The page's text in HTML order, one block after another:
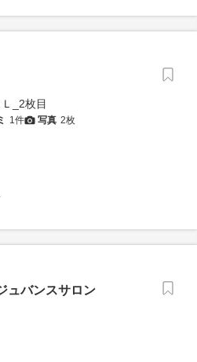
1件 写真 2枚
ュバンスサロン